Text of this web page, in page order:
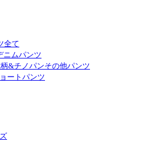
全て
ニムパンツ
&チノパンその他パンツ
ートパンツ